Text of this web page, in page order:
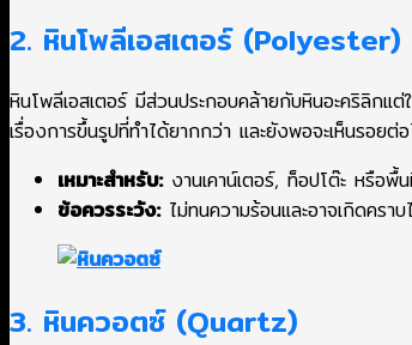
2. หินโพลีเอสเตอร์ (Polyester)
หินโพลีเอสเตอร์ มีส่วนประกอบคล้ายกับหินอะคริลิกแ
เรื่องการขึ้นรูปที่ทำได้ยากกว่า และยังพอจะเห็นรอยต่
เหมาะสำหรับ:งานเคาน์เตอร์, ท็อปโต๊ะ หรือพื้
ข้อควรระวัง:ไม่ทนความร้อนและอาจเกิดครา
3. หินควอตซ์ (Quartz)